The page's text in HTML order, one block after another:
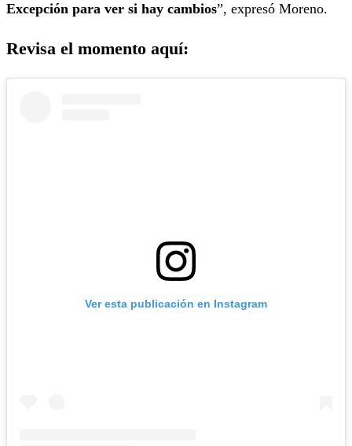
Excepción para ver si hay cambios”, expresó Moreno.
Revisa el momento aquí:
Ver esta publicación en Instagram